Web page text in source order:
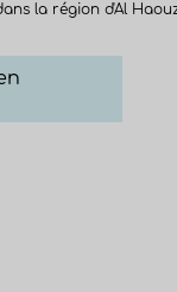
la région d'Al